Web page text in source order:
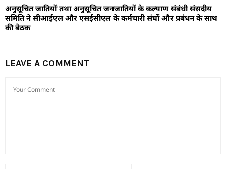
अनुसूचित जातियों तथा अनुसूचित जनजातियों के कल्याण संबंधी संसदीय
समिति ने सीआईएल और एसईसीएल के कर्मचारी संघों और प्रबंधन के साथ
की बैठक
LEAVE A COMMENT